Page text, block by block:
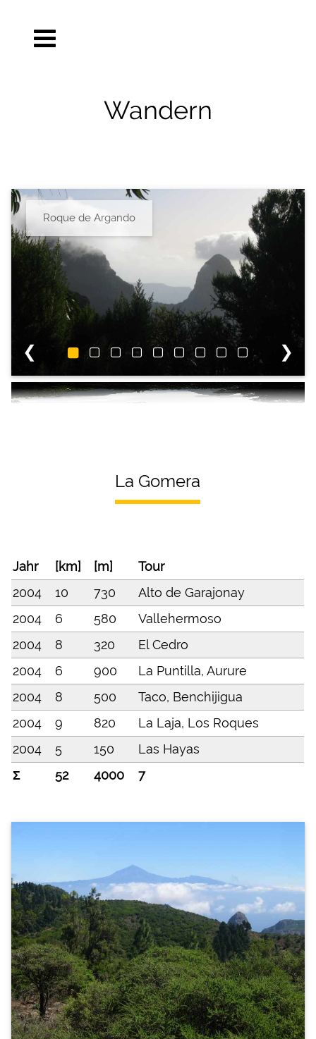
Wandern
Roque de Argando
❮ ❯
La Gomera
Jahr [km] [m]
Tour
2004
10 730
Alto de Garajonay
2004
6 580
Vallehermoso
2004
8 320
El Cedro
2004
6 900
La Puntilla, Aurure
2004
8 500
Taco, Benchijigua
2004
9 820
La Laja, Los Roques
2004
5 150
Las Hayas
Σ
52 4000 7